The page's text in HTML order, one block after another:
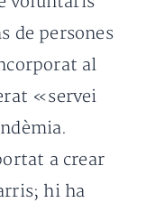
de persones
al
«servei
a crear
hi ha